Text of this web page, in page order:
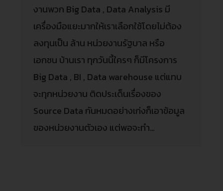
งานพวก Big Data , Data Analysis มี
เครื่องมือแยะมากให้เราเลือกใช้โดยไม่ต้อง
ลงทุนเป็น ล้าน หน่วยงานรัฐบาล หรือ
เอกชน บ้านเรา ทุกวันนี้ใครๆ ก็มีโครงการ
Big Data , BI , Data warehouse แต่แทบ
จะทุกหน่วยงาน ติดประเด็นเรื่องของ
Source Data กันหมดอย่างเก่งก็เอาข้อมูล
ของหน่วยงานตัวเอง แต่พอจะทำ…